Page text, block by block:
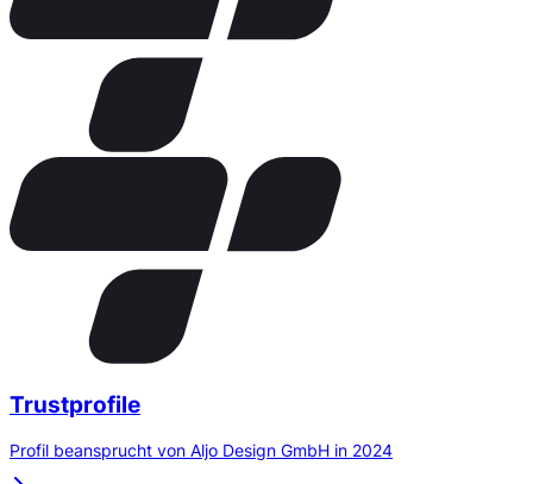
Trustprofile
Profil beansprucht von Aljo Design GmbH in 2024